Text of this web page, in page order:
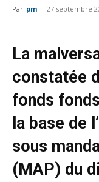
Par pm - 27 septembre
La
constatée
fonds
la base de
sous
(MAP) du